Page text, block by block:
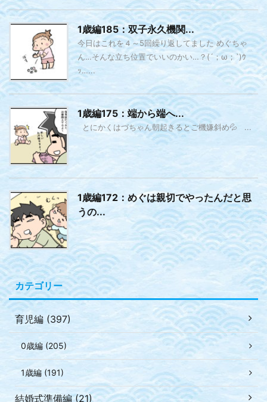
1歳編185：双子永久機関...
今日はこれを４～5回繰り返してました めぐちゃ
ん…そんな立ち位置でいいのかい…？(´；ω；`)ｳ
ｯ…...
1歳編175：端から端へ...
とにかくはづちゃん朝起きるとご機嫌斜め💦 ...
1歳編172：めぐは親切でやったんだと思
うの...
カテゴリー
育児編 (397)
0歳編 (205)
1歳編 (191)
結婚式準備編 (21)